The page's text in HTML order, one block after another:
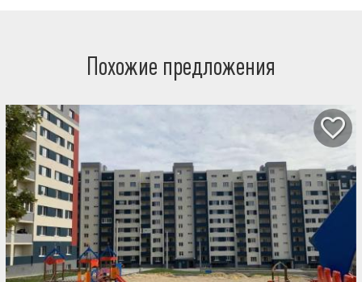
Похожие предложения